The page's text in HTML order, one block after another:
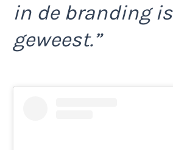
in de branding is
geweest.”